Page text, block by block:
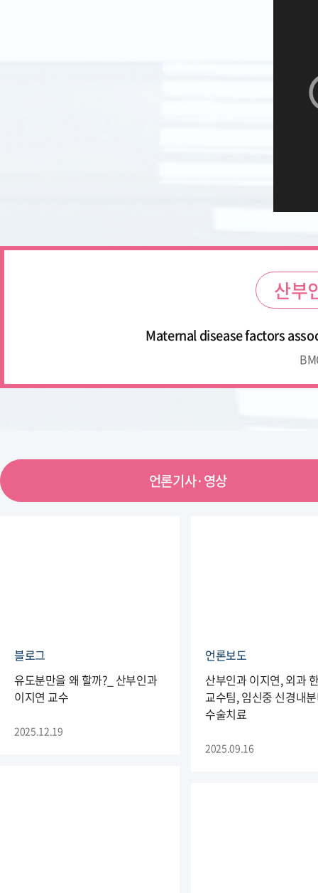
산부
Maternal disease factors
언론기사·영상
블로그
유도분만을 왜 할까?_ 산부인과
이지연 교수
2025.12.19
언론보도
산부인과 이지연, 외과
교수팀, 임신중 신경내
수술치료
2025.09.16